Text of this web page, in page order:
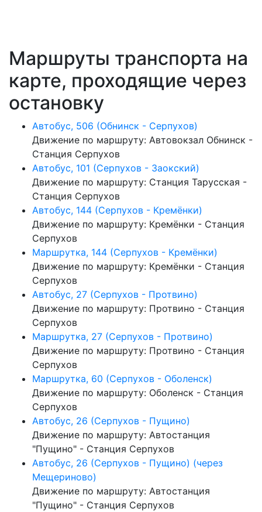
Маршруты транспорта на
карте, проходящие через
остановку
Автобус, 506 (Обнинск - Серпухов)
Движение по маршруту: Автовокзал Обнинск -
Станция Серпухов
Автобус, 101 (Серпухов - Заокский)
Движение по маршруту: Станция Тарусская -
Станция Серпухов
Автобус, 144 (Серпухов - Кремёнки)
Движение по маршруту: Кремёнки - Станция
Серпухов
Маршрутка, 144 (Серпухов - Кремёнки)
Движение по маршруту: Кремёнки - Станция
Серпухов
Автобус, 27 (Серпухов - Протвино)
Движение по маршруту: Протвино - Станция
Серпухов
Маршрутка, 27 (Серпухов - Протвино)
Движение по маршруту: Протвино - Станция
Серпухов
Маршрутка, 60 (Серпухов - Оболенск)
Движение по маршруту: Оболенск - Станция
Серпухов
Автобус, 26 (Серпухов - Пущино)
Движение по маршруту: Автостанция
"Пущино" - Станция Серпухов
Автобус, 26 (Серпухов - Пущино) (через
Мещериново)
Движение по маршруту: Автостанция
"Пущино" - Станция Серпухов